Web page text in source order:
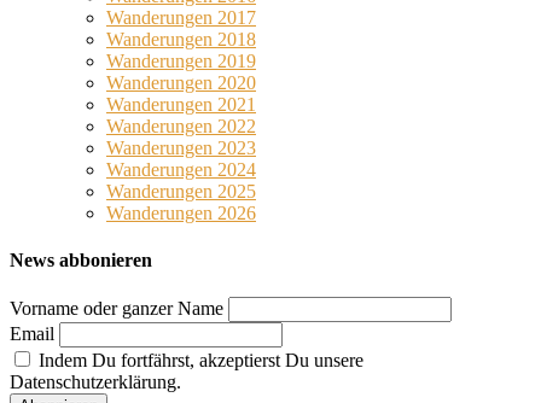
Wanderungen 2017
Wanderungen 2018
Wanderungen 2019
Wanderungen 2020
Wanderungen 2021
Wanderungen 2022
Wanderungen 2023
Wanderungen 2024
Wanderungen 2025
Wanderungen 2026
News abbonieren
Vorname oder ganzer Name
Email
Indem Du fortfährst, akzeptierst Du unsere
Datenschutzerklärung.